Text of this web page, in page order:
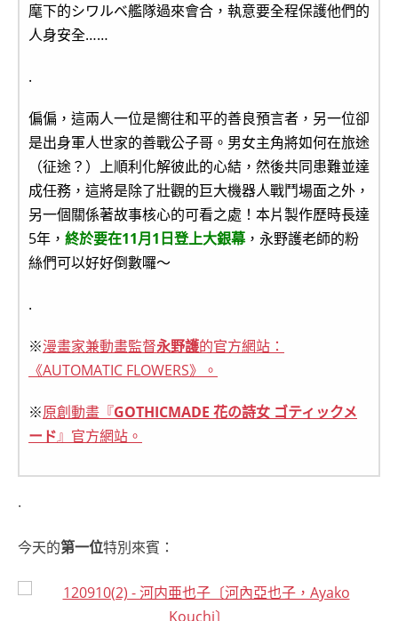
麾下的シワルベ艦隊過來會合，執意要全程保護他們的
人身安全……
.
偏偏，這兩人一位是嚮往和平的善良預言者，另一位卻
是出身軍人世家的善戰公子哥。男女主角將如何在旅途
（征途？）上順利化解彼此的心結，然後共同患難並達
成任務，這將是除了壯觀的巨大機器人戰鬥場面之外，
另一個關係著故事核心的可看之處！本片製作歷時長達
5年， 終於要在11月1日登上大銀幕，永野護老師的粉
絲們可以好好倒數囉～
.
※漫畫家兼動畫監督永野護的官方網站：
《AUTOMATIC FLOWERS》。
※原創動畫『GOTHICMADE 花の詩女 ゴティックメ
ード』官方網站。
.
今天的第一位特別來賓：